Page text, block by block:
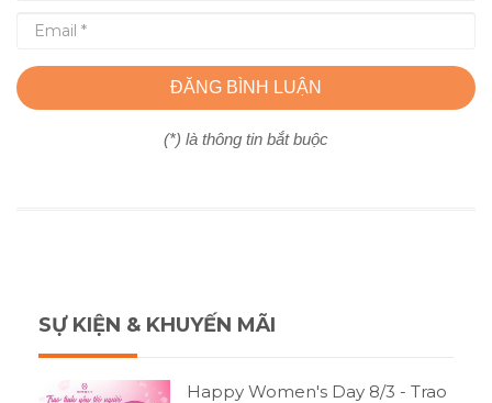
ĐĂNG BÌNH LUẬN
(*) là thông tin bắt buộc
SỰ KIỆN & KHUYẾN MÃI
Happy Women's Day 8/3 - Trao